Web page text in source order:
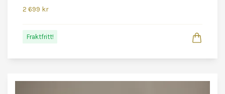
2 699 kr
Fraktfritt!